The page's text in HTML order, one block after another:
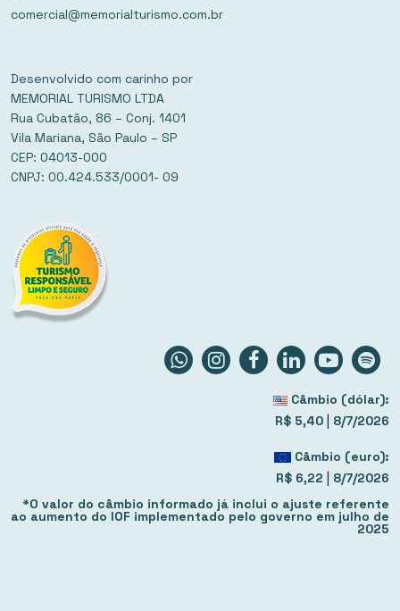
comercial@memorialturismo.com.br
Desenvolvido com carinho por
MEMORIAL TURISMO LTDA
Rua Cubatão, 86 – Conj. 1401
Vila Mariana, São Paulo – SP
CEP: 04013-000
CNPJ: 00.424.533/0001- 09
Câmbio (dólar):
R$ 5,40 | 8/7/2026
Câmbio (euro):
R$ 6,22 | 8/7/2026
*O valor do câmbio informado já inclui o ajuste referente
ao aumento do IOF implementado pelo governo em julho de
2025